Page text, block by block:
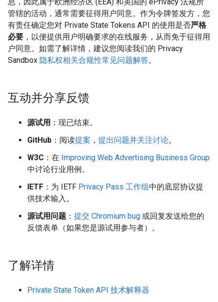
管辖的活动，通常需要征得用户同意。作为令牌签发方，您
有责任确定您对 Private State Tokens API 的使用是否严格
必要 ，以便提供用户明确要求的在线服务，从而免于征得用
户同意。如需了解详情，建议您阅读我们的 Privacy
Sandbox 隐私权相关合规性常见问题解答。
互动并分享反馈
源试用 ：现已结束。
GitHub ：阅读提案 ， 提出问题并关注讨论。
W3C ：在 Improving Web Advertising Business Group
中讨论行业用例。
IETF ：为 IETF Privacy Pass 工作组中的底层协议提
供技术输入。
源试用问题 ： 提交 Chromium bug 或回复发送给您的
反馈表单（如果您是源试用参与者）。
了解详情
Private State Token API 技术解释器